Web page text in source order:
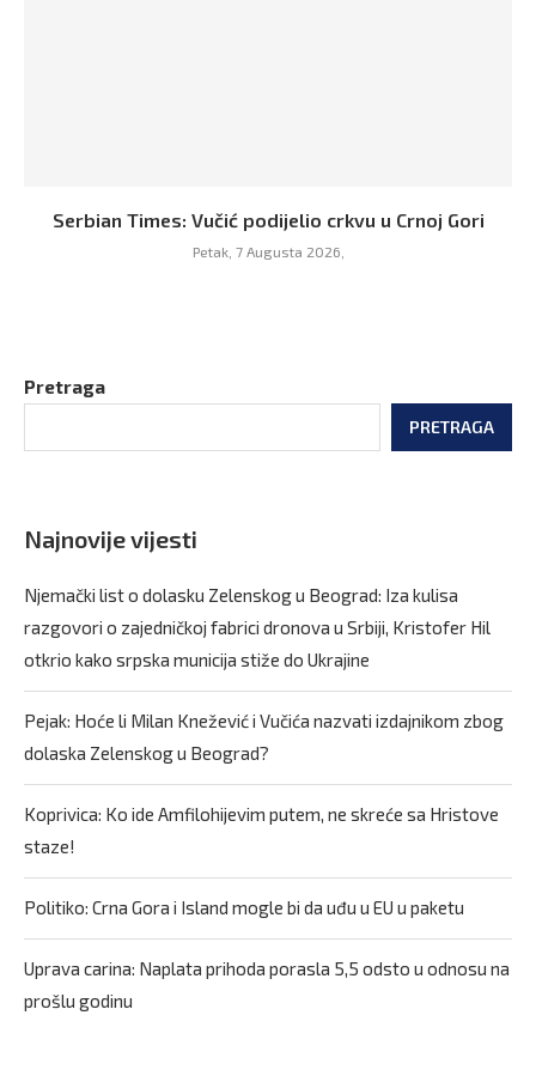
Serbian Times: Vučić podijelio crkvu u Crnoj Gori
Petak, 7 Augusta 2026,
Pretraga
PRETRAGA
Najnovije vijesti
Njemački list o dolasku Zelenskog u Beograd: Iza kulisa
razgovori o zajedničkoj fabrici dronova u Srbiji, Kristofer Hil
otkrio kako srpska municija stiže do Ukrajine
Pejak: Hoće li Milan Knežević i Vučića nazvati izdajnikom zbog
dolaska Zelenskog u Beograd?
Koprivica: Ko ide Amfilohijevim putem, ne skreće sa Hristove
staze!
Politiko: Crna Gora i Island mogle bi da uđu u EU u paketu
Uprava carina: Naplata prihoda porasla 5,5 odsto u odnosu na
prošlu godinu